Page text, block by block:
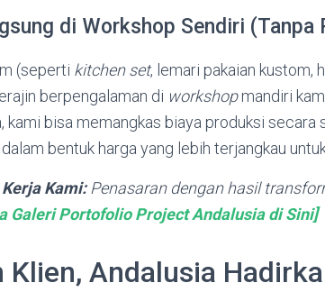
di Workshop Sendiri (Tanpa
(seperti kitchen set, lemari pakaian kustom,
berpengalaman di workshopmandiri
kami bisa memangkas biaya produksi secara
bentuk harga yang lebih terjangkau
Kami:Penasaran dengan hasil
Galeri Portofolio Project Andalusia di Sini]
Klien, Andalusia